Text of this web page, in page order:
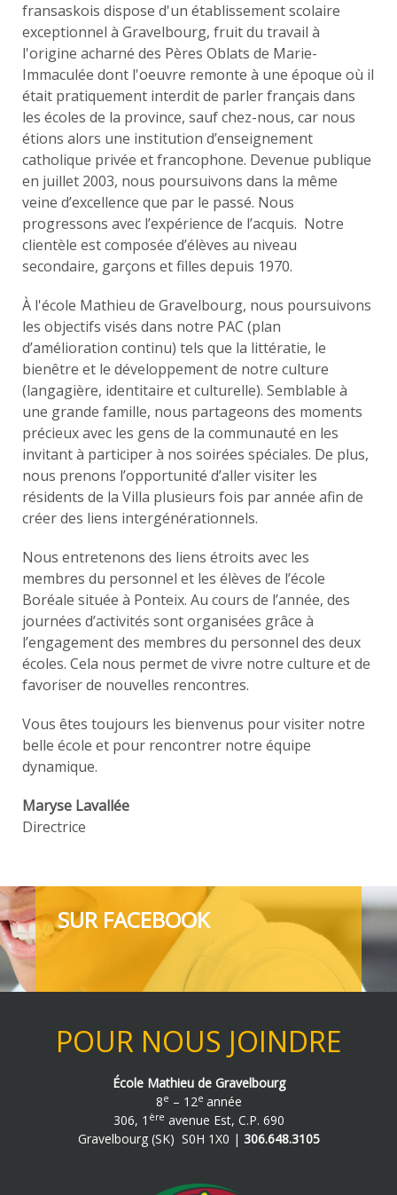
fransaskois dispose d'un établissement scolaire
exceptionnel à Gravelbourg, fruit du travail à
l'origine acharné des Pères Oblats de Marie-
Immaculée dont l'oeuvre remonte à une époque où il
était pratiquement interdit de parler français dans
les écoles de la province, sauf chez-nous, car nous
étions alors une institution d’enseignement
catholique privée et francophone. Devenue publique
en juillet 2003, nous poursuivons dans la même
veine d’excellence que par le passé. Nous
progressons avec l’expérience de l’acquis. Notre
clientèle est composée d’élèves au niveau
secondaire, garçons et filles depuis 1970.
À l'école Mathieu de Gravelbourg, nous poursuivons
les objectifs visés dans notre PAC (plan
d’amélioration continu) tels que la littératie, le
bienêtre et le développement de notre culture
(langagière, identitaire et culturelle). Semblable à
une grande famille, nous partageons des moments
précieux avec les gens de la communauté en les
invitant à participer à nos soirées spéciales. De plus,
nous prenons l’opportunité d’aller visiter les
résidents de la Villa plusieurs fois par année afin de
créer des liens intergénérationnels.
Nous entretenons des liens étroits avec les
membres du personnel et les élèves de l’école
Boréale située à Ponteix. Au cours de l’année, des
journées d’activités sont organisées grâce à
l’engagement des membres du personnel des deux
écoles. Cela nous permet de vivre notre culture et de
favoriser de nouvelles rencontres.
Vous êtes toujours les bienvenus pour visiter notre
belle école et pour rencontrer notre équipe
dynamique.
Maryse Lavallée
Directrice
SUR FACEBOOK
POUR NOUS JOINDRE
École Mathieu de Gravelbourg
8e – 12e année
306, 1 ère avenue Est, C.P. 690
Gravelbourg (SK) S0H 1X0 | 306.648.3105